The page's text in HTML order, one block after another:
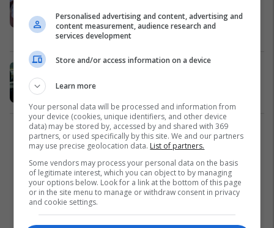
i njëjti prodhues dhe më luksozja
vlen 32 milionë dollarë!
Në Trend
SHBA arrin rekord të ri
1
Personalised advertising and content, advertising and
content measurement, audience research and
services development
Store and/or access information on a device
Learn more
Your personal data will be processed and information from
your device (cookies, unique identifiers, and other device
data) may be stored by, accessed by and shared with 369
partners, or used specifically by this site. We and our partners
may use precise geolocation data. List of partners.
Some vendors may process your personal data on the basis
of legitimate interest, which you can object to by managing
your options below. Look for a link at the bottom of this page
or in the site menu to manage or withdraw consent in privacy
and cookie settings.